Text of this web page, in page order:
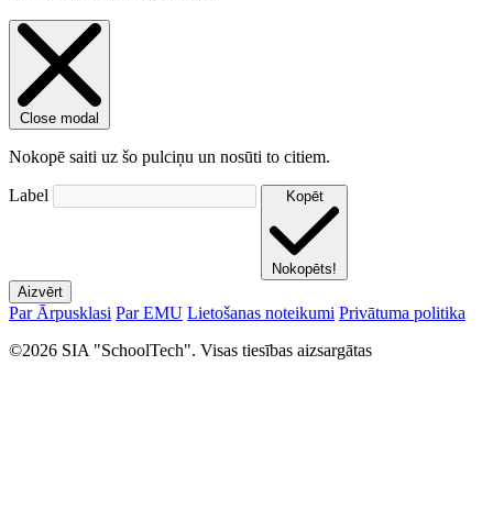
Close modal
Nokopē saiti uz šo pulciņu un nosūti to citiem.
Label Kopēt
Nokopēts!
Aizvērt
Par Ārpusklasi Par EMU Lietošanas noteikumi Privātuma politika
©2026 SIA "SchoolTech". Visas tiesības aizsargātas